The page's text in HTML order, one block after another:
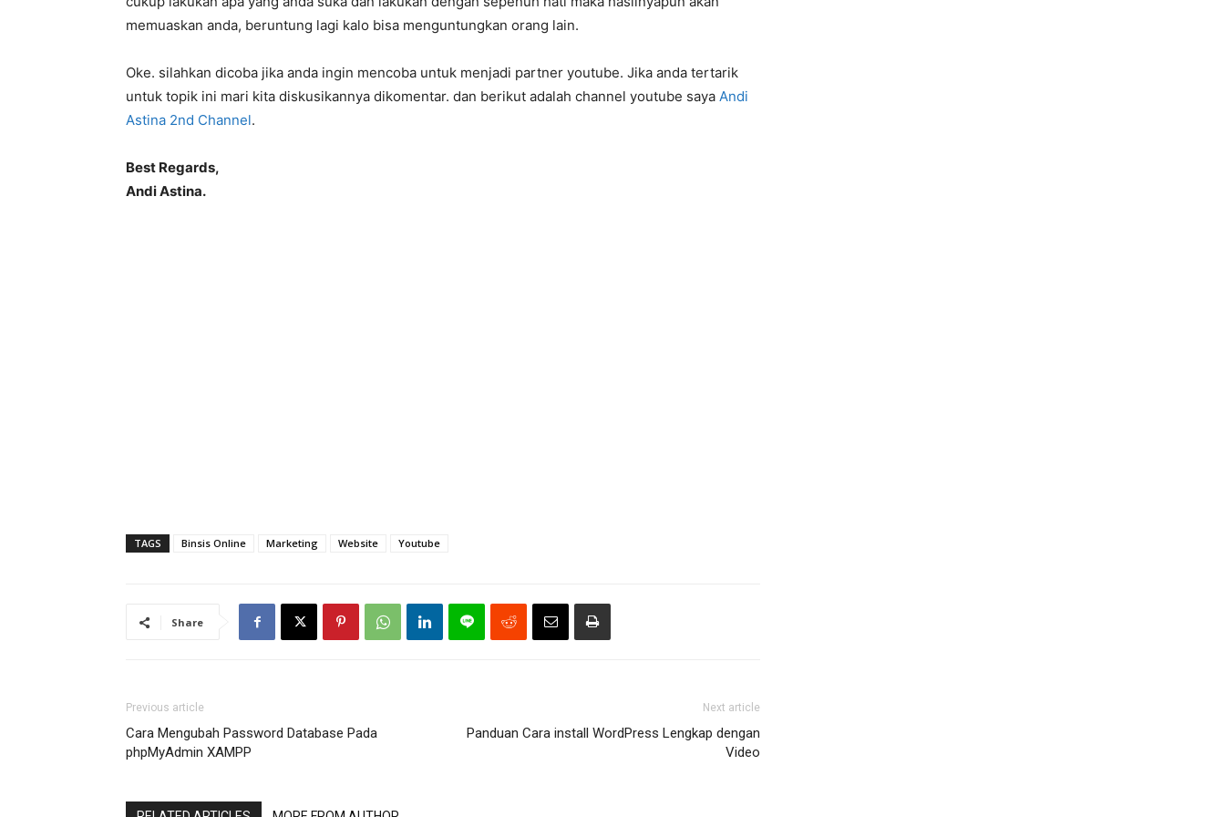
memuaskan anda, beruntung lagi kalo bisa menguntungkan orang lain.
Oke. silahkan dicoba jika anda ingin mencoba untuk menjadi partner youtube. Jika anda tertarik
untuk topik ini mari kita diskusikannya dikomentar. dan berikut adalah channel youtube saya Andi
Astina 2nd Channel.
Best Regards,
Andi Astina.
TAGS Binsis Online Marketing Website Youtube
Share
Previous article
Cara Mengubah Password Database Pada
phpMyAdmin XAMPP
Next article
Panduan Cara install WordPress Lengkap dengan
Video